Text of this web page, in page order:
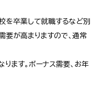
を卒業して就職するなど別
要が高まりますので、通常
ます。ボーナス需要、お年